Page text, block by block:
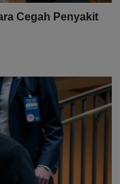
Cegah Penyakit